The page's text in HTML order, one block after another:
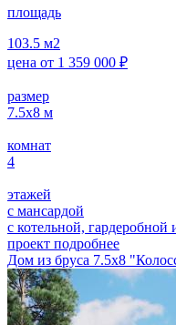
площадь
103.5 м2
цена от 1 359 000 ₽
размер
7.5х8 м
комнат
4
этажей
с мансардой
с котельной, гардеробной
проект подробнее
Дом из бруса 7.5х8